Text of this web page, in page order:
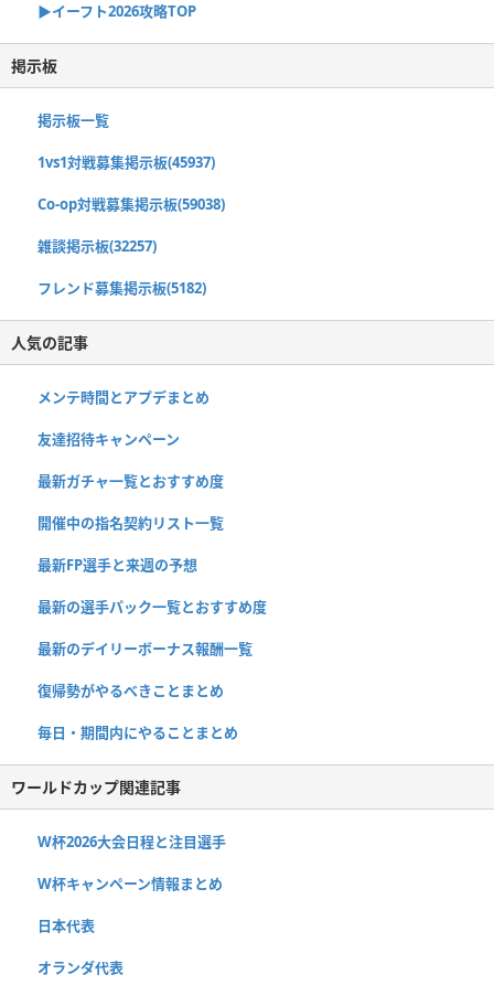
▶イーフト2026攻略TOP
掲示板
掲示板一覧
1vs1対戦募集掲示板(45937)
Co-op対戦募集掲示板(59038)
雑談掲示板(32257)
フレンド募集掲示板(5182)
人気の記事
メンテ時間とアプデまとめ
友達招待キャンペーン
最新ガチャ一覧とおすすめ度
開催中の指名契約リスト一覧
最新FP選手と来週の予想
最新の選手パック一覧とおすすめ度
最新のデイリーボーナス報酬一覧
復帰勢がやるべきことまとめ
毎日・期間内にやることまとめ
ワールドカップ関連記事
W杯2026大会日程と注目選手
W杯キャンペーン情報まとめ
日本代表
オランダ代表